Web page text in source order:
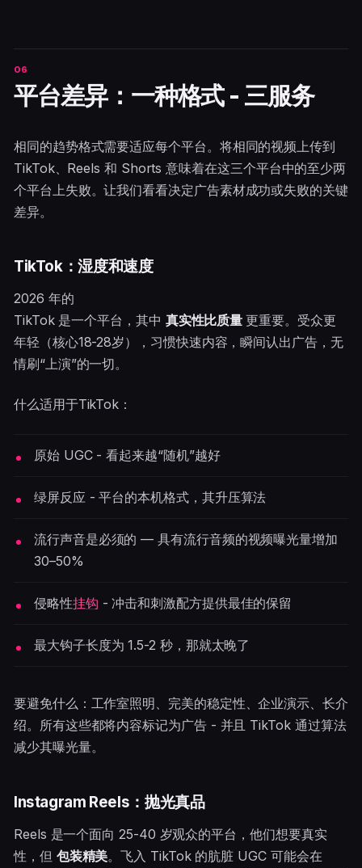
平台差异：一种格式 - 三服务
相同的趋势格式需要适应每个平台。将相同的视频上传到
TikTok、Reels 和 Shorts 意味着在这三个平台中的至少两
个平台上失败。让我们看看决定广告素材成功或失败的关键
差异。
TikTok：湿度和速度
2026 年的
TikTok 是一个平台，其中 真实性比质量更重要。受众更
年轻（核心18-28岁），习惯快速内容，瞬间认出广告，无
情刷“上演”的一切。
什么适用于TikTok：
原始 UGC - 看起来越“随机”越好
绿屏反应 - 平台的本机格式，其升压算法
流行声音是必须的 — 具有流行音频的视频曝光量增加
30–50%
侵略性挂钩 - 冲击和刺激配方提供最佳的保留
最大钩子长度为 1.5-2 秒，那就太晚了
要避免什么：工作室照明、完美的稳定性、企业演示、长介
绍。所有这些都将内容标记为广告 - 并且 TikTok 通过算法
减少其曝光量。
Instagram Reels：抛光真品
Reels 是一个面向 25-40 岁观众的平台，他们想要真实
性，但 包装精美。飞入 TikTok 的肮脏 UGC 可能会在